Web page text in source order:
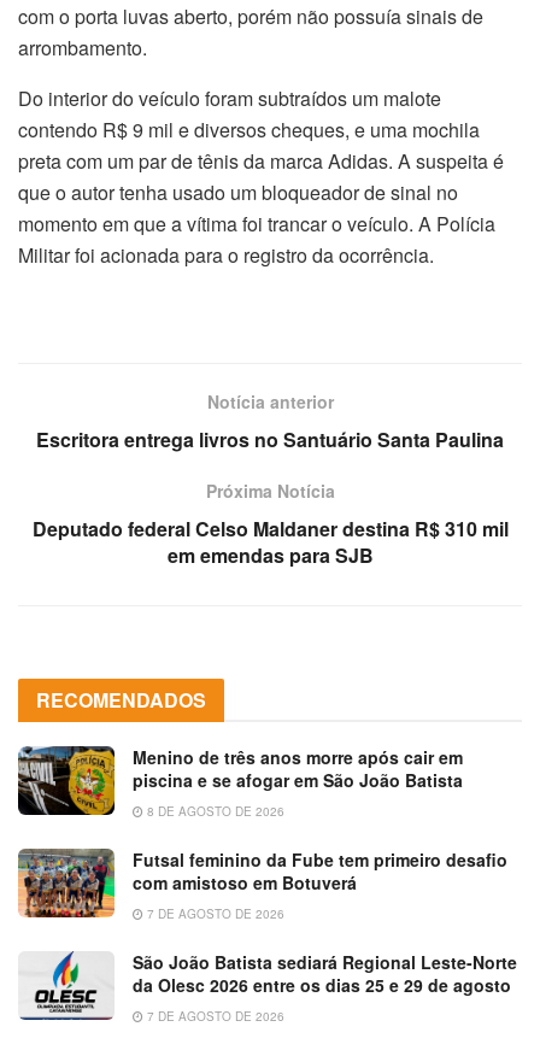
com o porta luvas aberto, porém não possuía sinais de
arrombamento.
Do interior do veículo foram subtraídos um malote
contendo R$ 9 mil e diversos cheques, e uma mochila
preta com um par de tênis da marca Adidas. A suspeita é
que o autor tenha usado um bloqueador de sinal no
momento em que a vítima foi trancar o veículo. A Polícia
Militar foi acionada para o registro da ocorrência.
Notícia anterior
Escritora entrega livros no Santuário Santa Paulina
Próxima Notícia
Deputado federal Celso Maldaner destina R$ 310 mil
em emendas para SJB
RECOMENDADOS
Menino de três anos morre após cair em
piscina e se afogar em São João Batista
8 DE AGOSTO DE 2026
Futsal feminino da Fube tem primeiro desafio
com amistoso em Botuverá
7 DE AGOSTO DE 2026
São João Batista sediará Regional Leste-Norte
da Olesc 2026 entre os dias 25 e 29 de agosto
7 DE AGOSTO DE 2026